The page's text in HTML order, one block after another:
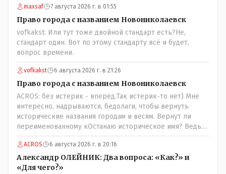
Парадкс в том что и власти это не особо нужно, когда
пар скапливается, ему требуется выход, а депутаты
были бы идеальным барашком на заклание! Но как
обычно, спешили, до конца не продумали, а тут ещё на
важных постах где думать должны были никого не
оказалось(отдыхали где то) вот так всё и получилось!
maxsaf 7 августа 2026 г. в 01:55
Право города с названием Новониколаевск
vofkakst: Или тут тоже двойной стандарт есть?Не,
стандарт один. Вот по этому стандарту всё и будет,
вопрос времени.
vofkakst 6 августа 2026 г. в 21:26
Право города с названием Новониколаевск
ACROS: без истерик - вперёд.Так истерик-то нет) Мне
интересно, надрываются, бедолаги, чтобы вернуть
исторические названия городам и весям. Вернут ли
переименованному кОстанаю историческое имя? Ведь
для этого же эти она.. ономасты существуют)) Или тут
тоже двойной стандарт есть?
ACROS 6 августа 2026 г. в 20:16
Александр ОЛЕЙНИК: Два вопроса: «Как?» и
«Для чего?»